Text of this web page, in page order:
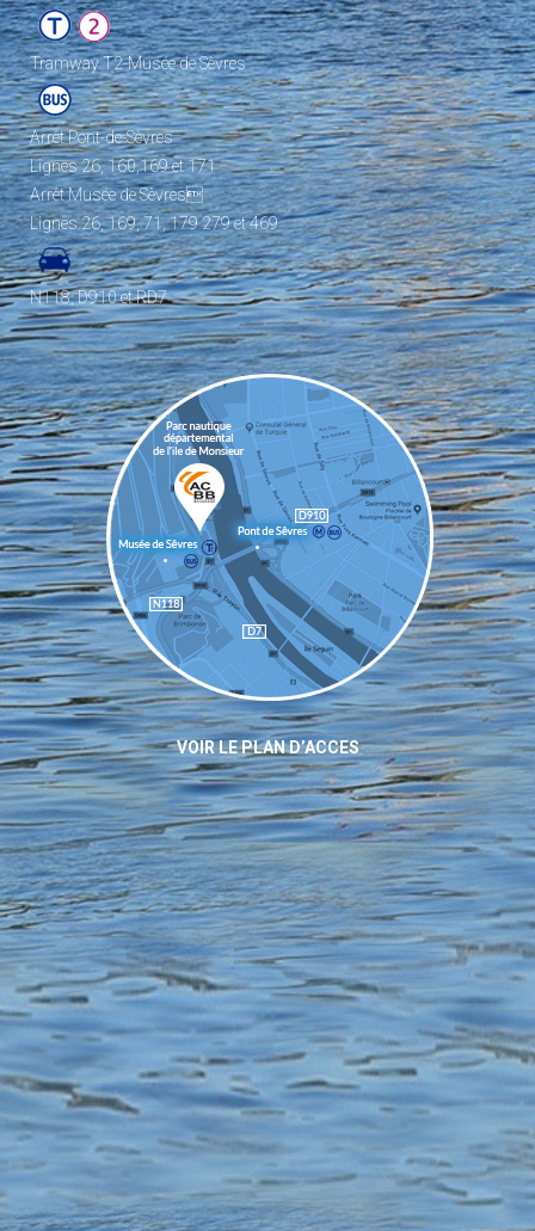
Tramway T2-Musée de Sèvres
Arrêt Pont-de-Sèvres
Lignes 26, 160,169 et 171
Arrêt Musée de Sèvres
Lignes 26, 169, 71, 179 279 et 469
N118, D910 et RD7
VOIR LE PLAN D’ACCES